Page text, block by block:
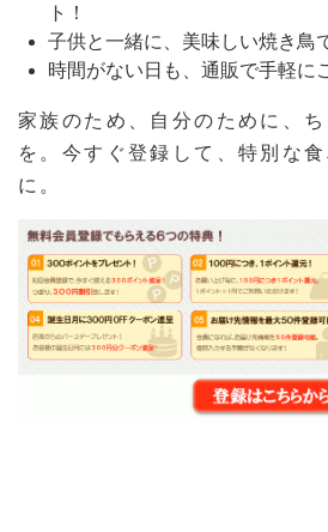
ト！
子供と一緒に、美味しい焼き鳥
時間がない日も、通販で手軽に
家族のため、自分のために、
を。今すぐ登録して、特別な
に。